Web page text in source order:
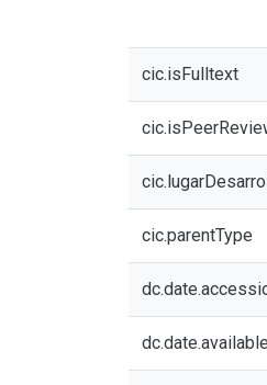
cic.isFulltext
cic.parentType
dc.date.available